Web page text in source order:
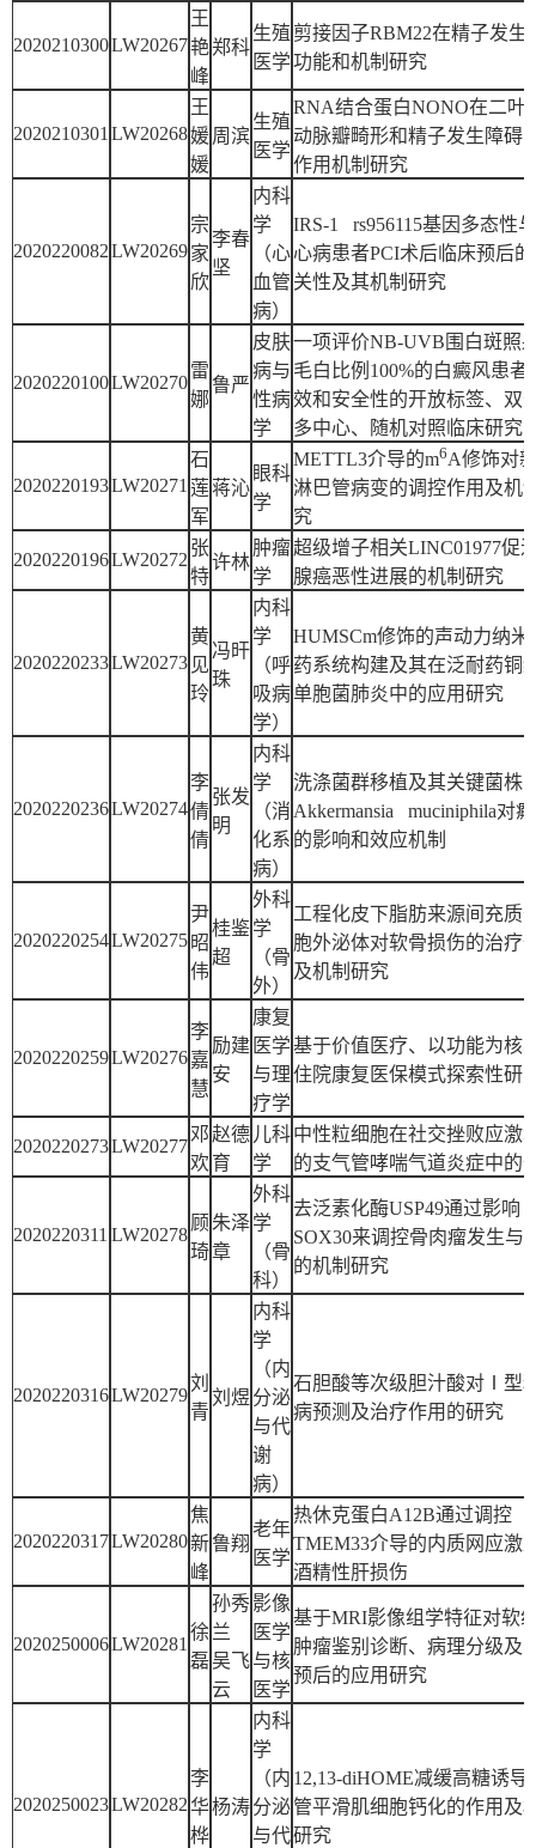
2020210300LW20267
王
艳
峰
郑科
生殖
医学
剪接因子RBM22在精子发生
功能和机制研究
2020210301 LW20268
王
媛
媛
周滨
生殖
医学
RNA结合蛋白NONO在二叶
动脉瓣畸形和精子发生障碍
作用机制研究
2020220082LW20269
宗
家
欣
李春
坚
内科
学
（心
血管
病）
IRS-1 rs956115基因多态性
心病患者PCI术后临床预后
关性及其机制研究
2020220100LW20270
雷
娜
鲁严
皮肤
病与
性病
学
一项评价NB-UVB围白斑照
毛白比例100%的白癜风患者
效和安全性的开放标签、双
多中心、随机对照临床研究
2020220193LW20271
石
莲
军
蒋沁
眼科
学
METTL3介导的m6A修饰对
淋巴管病变的调控作用及机
究
2020220196LW20272
张
特
许林
肿瘤
学
超级增子相关LINC01977促
腺癌恶性进展的机制研究
2020220233LW20273
黄
见
玲
冯旰
珠
内科
学
（呼
吸病
学）
HUMSCm修饰的声动力纳米
药系统构建及其在泛耐药铜
单胞菌肺炎中的应用研究
2020220236LW20274
李
倩
倩
张发
明
内科
学
（消
化系
病）
洗涤菌群移植及其关键菌株
Akkermansia muciniphila对
的影响和效应机制
2020220254LW20275
尹
昭
伟
桂鉴
超
外科
学
（骨
外）
工程化皮下脂肪来源间充质
胞外泌体对软骨损伤的治疗
及机制研究
2020220259LW20276
李
嘉
慧
励建
安
康复
医学
与理
疗学
基于价值医疗、以功能为核
住院康复医保模式探索性研
2020220273LW20277
邓
欢
赵德
育
儿科
学
中性粒细胞在社交挫败应激
的支气管哮喘气道炎症中的
2020220311 LW20278
顾
琦
朱泽
章
外科
学
（骨
科）
去泛素化酶USP49通过影响
SOX30来调控骨肉瘤发生与
的机制研究
2020220316LW20279
刘
青
刘煜
内科
学
（内
分泌
与代
谢
病）
石胆酸等次级胆汁酸对Ⅰ型
病预测及治疗作用的研究
2020220317LW20280
焦
新
峰
鲁翔
老年
医学
热休克蛋白A12B通过调控
TMEM33介导的内质网应激
酒精性肝损伤
2020250006LW20281
徐
磊
孙秀
兰
吴飞
云
影像
医学
与核
医学
基于MRI影像组学特征对软
肿瘤鉴别诊断、病理分级及
预后的应用研究
2020250023LW20282
李
华
桦
杨涛
内科
学
（内
分泌
与代
12,13-diHOME减缓高糖诱导
管平滑肌细胞钙化的作用及
研究